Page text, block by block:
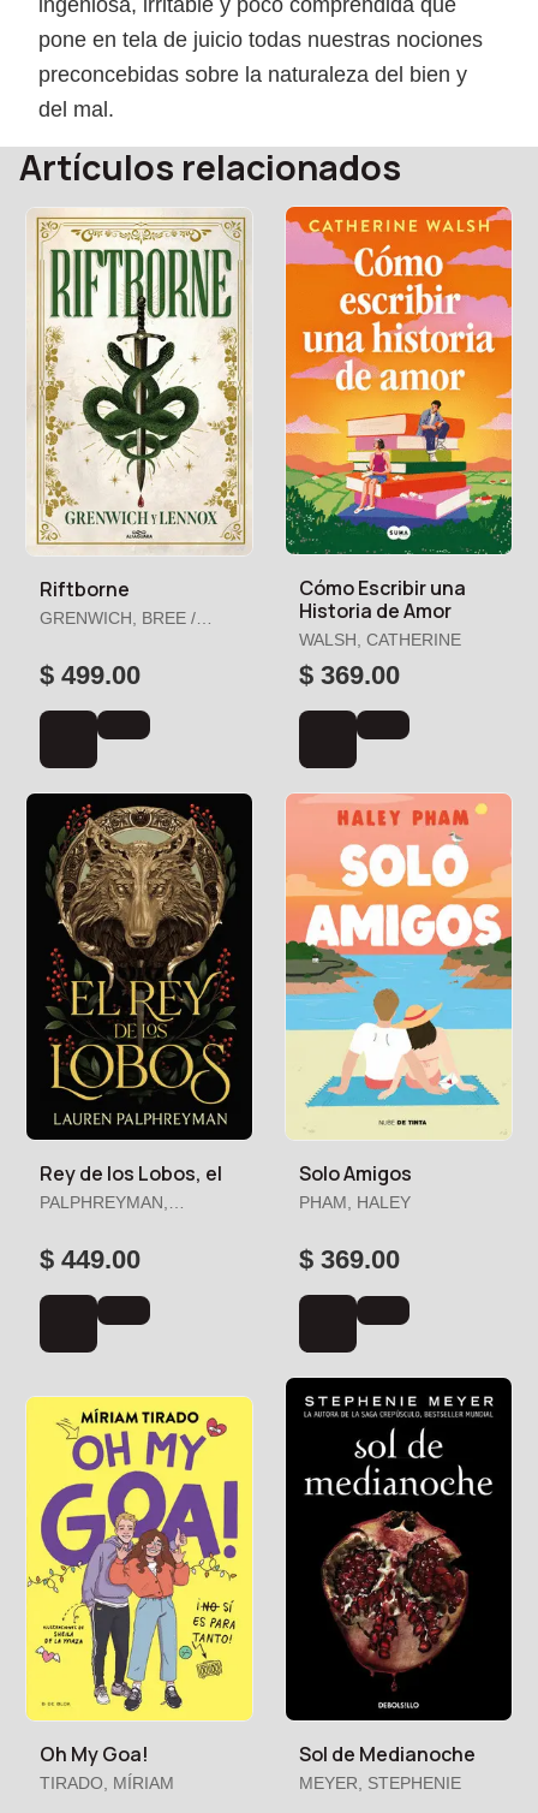
pone en tela de juicio todas nuestras nociones
preconcebidas sobre la naturaleza del bien y
del mal.
Artículos relacionados
Riftborne
GRENWICH, BREE /
$ 499.00
Cómo Escribir una
Historia de Amor
WALSH, CATHERINE
$ 369.00
Rey de los Lobos, el
PALPHREYMAN,
$ 449.00
Solo Amigos
PHAM, HALEY
$ 369.00
Oh My Goa!
TIRADO, MÍRIAM
Sol de Medianoche
MEYER, STEPHENIE